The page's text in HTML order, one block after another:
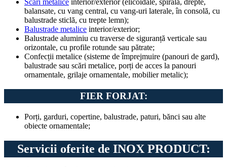
balansate, cu vang central, cu vang-uri laterale, în consolă, cu
balustrade sticlă, cu trepte lemn);
Balustrade metalice interior/exterior;
Balustrade aluminiu cu traverse de siguranță verticale sau
orizontale, cu profile rotunde sau pătrate;
Confecții metalice (sisteme de împrejmuire (panouri de gard),
balustrade sau scări metalice, porți de acces la panouri
ornamentale, grilaje ornamentale, mobilier metalic);
FIER FORJAT:
Porți, garduri, copertine, balustrade, paturi, bănci sau alte
obiecte ornamentale;
Servicii oferite de INOX PRODUCT: